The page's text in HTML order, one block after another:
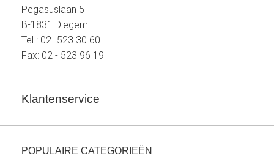
Pegasuslaan 5
B-1831 Diegem
Tel.: 02- 523 30 60
Fax: 02 - 523 96 19
Klantenservice
POPULAIRE CATEGORIEËN